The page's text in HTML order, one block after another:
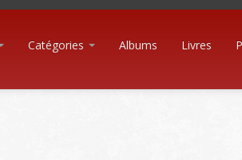
Catégories Albums Livres